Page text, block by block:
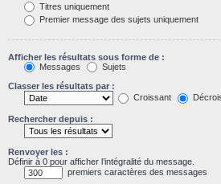
Titres uniquement
Premier message des sujets uniquement
Afficher les résultats sous forme de :
Messages
Sujets
Classer les résultats par :
Croissant
Rechercher depuis :
Renvoyer les :
Définir à 0 pour afficher l’intégralité du message.
premiers caractères des messages